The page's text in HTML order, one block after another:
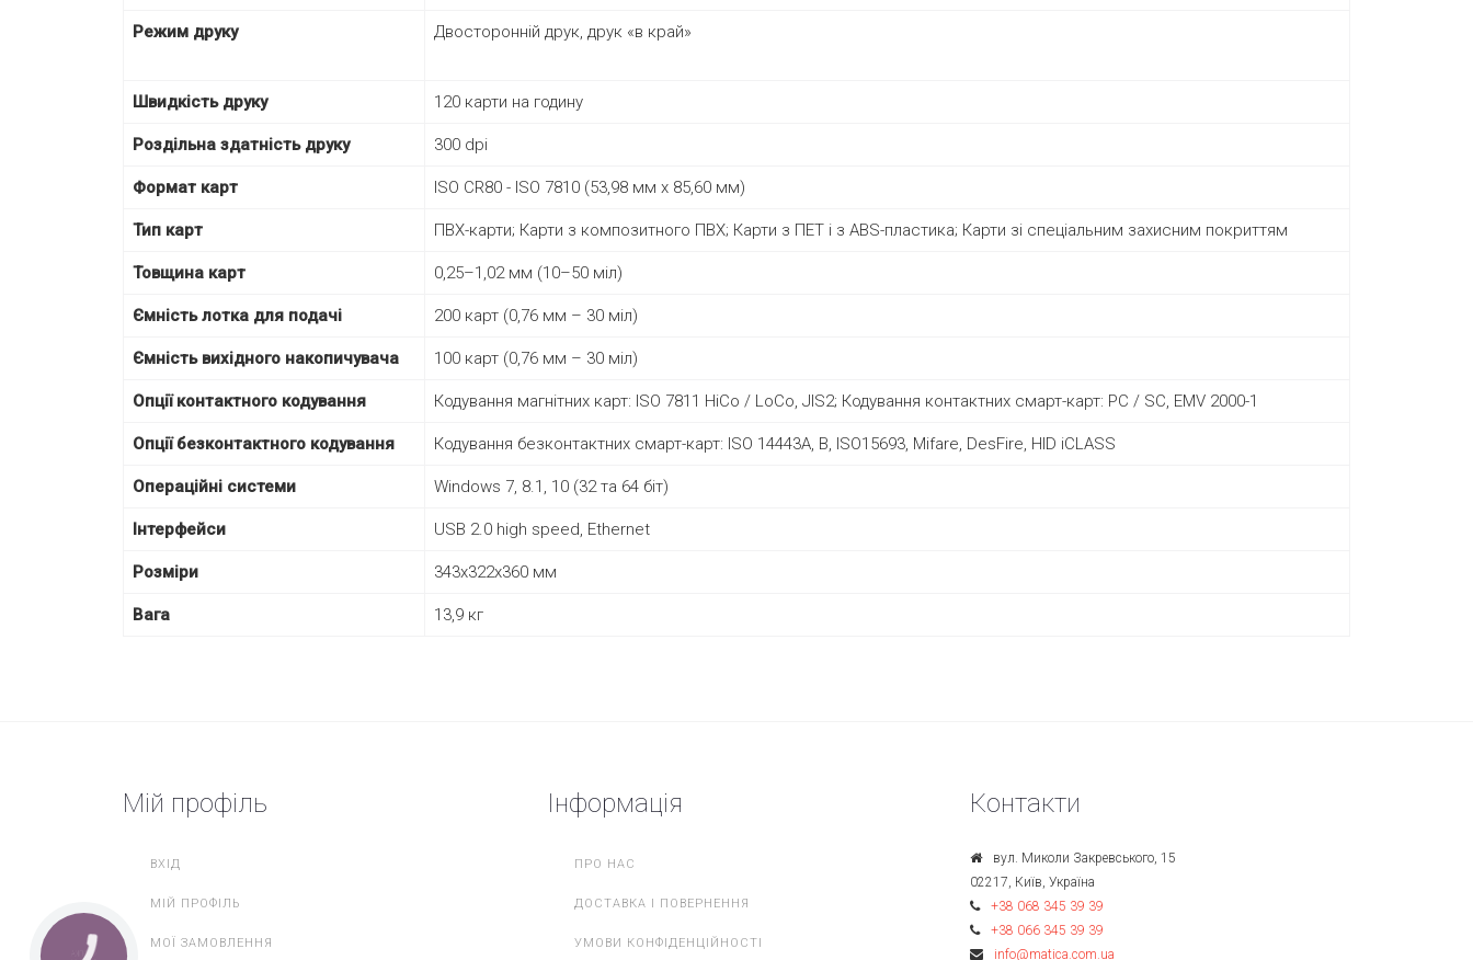
Режим друку Двосторонній друк, друк «в край»
Швидкість друку 120 карти на годину
Роздільна здатність друку 300 dpi
Формат карт ISO CR80 - ISO 7810 (53,98 мм x 85,60 мм)
Тип карт ПВХ-карти; Карти з композитного ПВХ; Карти з ПЕТ і з ABS-пластика; Карти зі спеціальним захисним покриттям
Товщина карт 0,25–1,02 мм (10–50 міл)
Ємність лотка для подачі 200 карт (0,76 мм – 30 міл)
Ємність вихідного накопичувача 100 карт (0,76 мм – 30 міл)
Опції контактного кодування Кодування магнітних карт: ISO 7811 HiCo / LoCo, JIS2; Кодування контактних смарт-карт: PC / SC, EMV 2000-1
Опції безконтактного кодування Кодування безконтактних смарт-карт: ISO 14443A, B, ISO15693, Mifare, DesFire, HID iCLASS
Операційні системи Windows 7, 8.1, 10 (32 та 64 біт)
Інтерфейси USB 2.0 high speed, Ethernet
Розміри 343x322x360 мм
Вага 13,9 кг
Мій профіль
ВХІД
МІЙ ПРОФІЛЬ
МОЇ ЗАМОВЛЕННЯ
Інформація
ПРО НАС
ДОСТАВКА І ПОВЕРНЕННЯ
УМОВИ КОНФІДЕНЦІЙНОСТІ
Контакти
вул. Миколи Закревського, 15
02217, Київ, Україна
+38 068 345 39 39
+38 066 345 39 39
info@matica.com.ua
КНОПКА